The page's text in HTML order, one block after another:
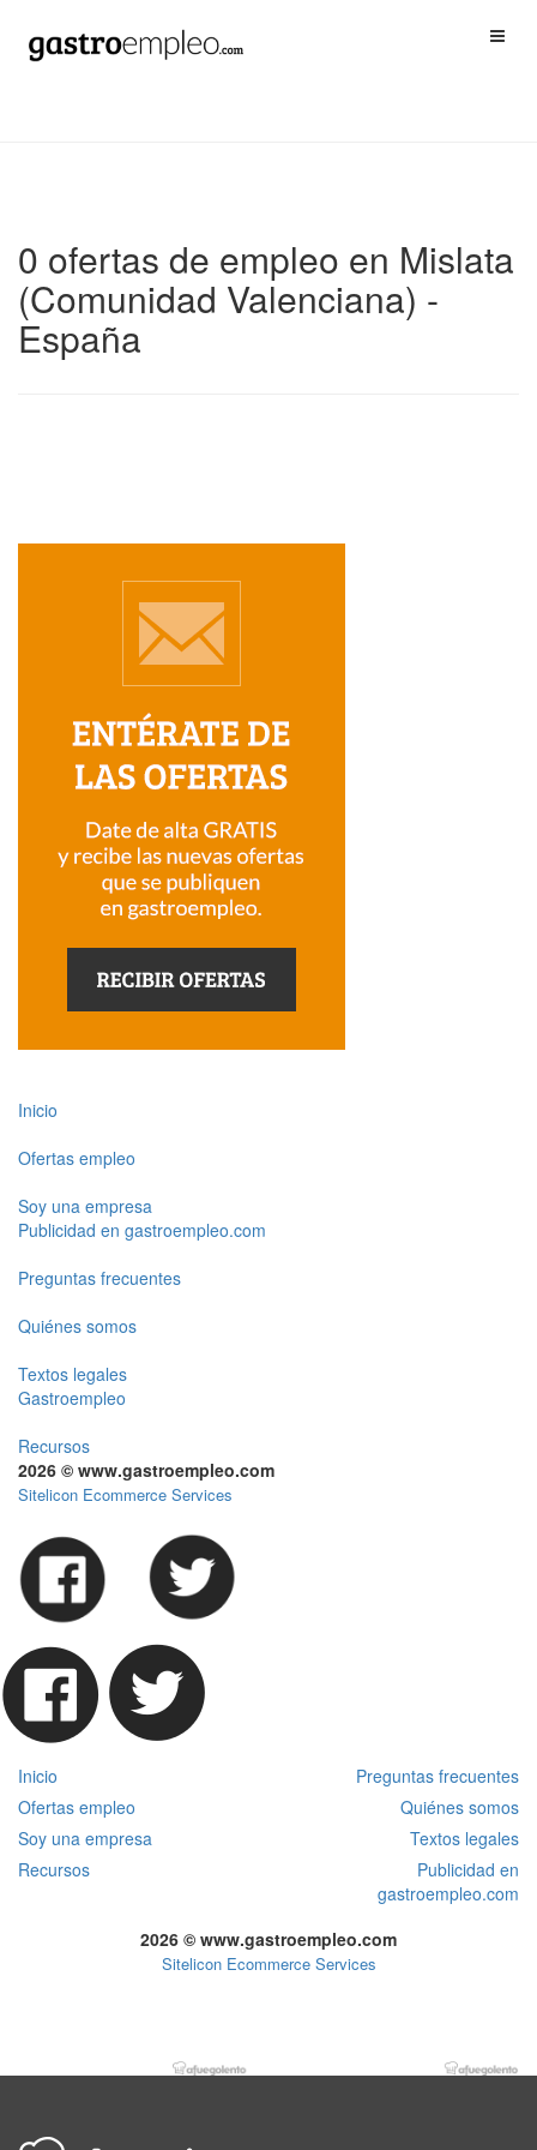
0 ofertas de empleo en Mislata
(Comunidad Valenciana) -
España
Inicio
Ofertas empleo
Soy una empresa
Publicidad en gastroempleo.com
Preguntas frecuentes
Quiénes somos
Textos legales
Gastroempleo
Recursos
2026 © www.gastroempleo.com
Sitelicon Ecommerce Services
Inicio
Preguntas frecuentes
Ofertas empleo
Quiénes somos
Soy una empresa
Textos legales
Recursos
Publicidad en
gastroempleo.com
2026 © www.gastroempleo.com
Sitelicon Ecommerce Services